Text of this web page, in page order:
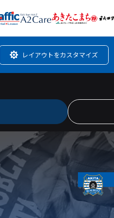
レイアウトをカスタマイズ
AWAY